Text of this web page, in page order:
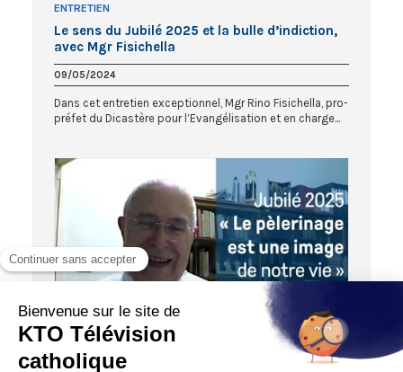
ENTRETIEN
Le sens du Jubilé 2025 et la bulle d’indiction,
avec Mgr Fisichella
09/05/2024
Dans cet entretien exceptionnel, Mgr Rino Fisichella, pro-
préfet du Dicastère pour l’Evangélisation et en charge...
TROIS QUESTIONS À ...
Ouverture de la Porte Sainte et du Jubilé 2025